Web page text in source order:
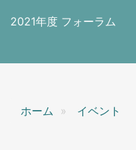
2021年度 フォーラム
ホーム イベント